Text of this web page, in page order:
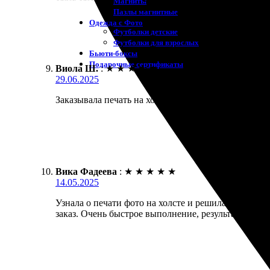
Пазлы магнитные
Одежда с Фото
Футболки детские
Футболки для взрослых
Бьюти-боксы
Подарочные сертификаты
Виола Ш. : ★ ★ ★ ★ ★
29.06.2025
Заказывала печать на холсте, качество
Вика Фадеева : ★ ★ ★ ★ ★
14.05.2025
Узнала о печати фото на холсте и решила
заказ. Очень быстрое выполнение, результат